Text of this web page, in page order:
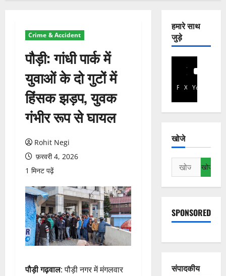
Crime & Accident
पौड़ी: गांधी पार्क में
युवाओं के दो गुटों में
हिंसक झड़प, युवक
गंभीर रूप से घायल
Rohit Negi
फ़रवरी 4, 2026
1 मिनट पढ़ें
पौड़ी गढ़वाल: पौड़ी नगर में मंगलवार
हमारे साथ
जुड़े
Facebook
X YouTube
खोजे
निम्न
को
खोजें:
SPONSORED
संपादकीय